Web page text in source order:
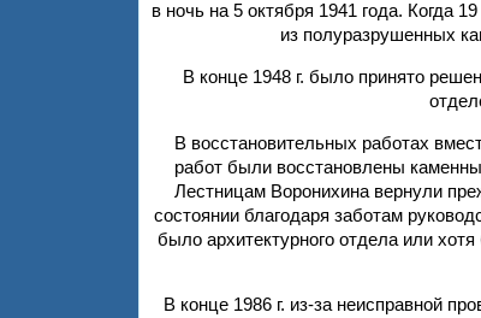
в ночь на 5 октября 1941 года. Когда
из полуразрушенных
В конце 1948 г. было принято
В восстановительных работах
работ были восстановлены
Лестницам Воронихина вернули
состоянии благодаря заботам
было архитектурного отдела или
В конце 1986 г. из-за неисправной